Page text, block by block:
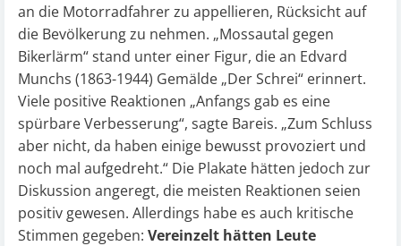
an die Motorradfahrer zu appellieren, Rücksicht auf
die Bevölkerung zu nehmen. „Mossautal gegen
Bikerlärm“ stand unter einer Figur, die an Edvard
Munchs (1863-1944) Gemälde „Der Schrei“ erinnert.
Viele positive Reaktionen „Anfangs gab es eine
spürbare Verbesserung“, sagte Bareis. „Zum Schluss
aber nicht, da haben einige bewusst provoziert und
noch mal aufgedreht.“ Die Plakate hätten jedoch zur
Diskussion angeregt, die meisten Reaktionen seien
positiv gewesen. Allerdings habe es auch kritische
Stimmen gegeben: Vereinzelt hätten Leute